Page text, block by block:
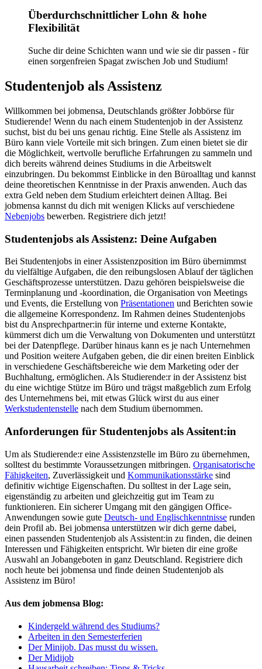
Überdurchschnittlicher Lohn & hohe
Flexibilität
Suche dir deine Schichten wann und wie sie dir passen - für
einen sorgenfreien Spagat zwischen Job und Studium!
Studentenjob als Assistenz
Willkommen bei jobmensa, Deutschlands größter Jobbörse für
Studierende! Wenn du nach einem Studentenjob in der Assistenz
suchst, bist du bei uns genau richtig. Eine Stelle als Assistenz im
Büro kann viele Vorteile mit sich bringen. Zum einen bietet sie dir
die Möglichkeit, wertvolle berufliche Erfahrungen zu sammeln und
dich bereits während deines Studiums in die Arbeitswelt
einzubringen. Du bekommst Einblicke in den Büroalltag und kannst
deine theoretischen Kenntnisse in der Praxis anwenden. Auch das
extra Geld neben dem Studium erleichtert deinen Alltag. Bei
jobmensa kannst du dich mit wenigen Klicks auf verschiedene
Nebenjobs bewerben. Registriere dich jetzt!
Studentenjobs als Assistenz: Deine Aufgaben
Bei Studentenjobs in einer Assistenzposition im Büro übernimmst
du vielfältige Aufgaben, die den reibungslosen Ablauf der täglichen
Geschäftsprozesse unterstützen. Dazu gehören beispielsweise die
Terminplanung und -koordination, die Organisation von Meetings
und Events, die Erstellung von Präsentationen und Berichten sowie
die allgemeine Korrespondenz. Im Rahmen deines Studentenjobs
bist du Ansprechpartner:in für interne und externe Kontakte,
kümmerst dich um die Verwaltung von Dokumenten und unterstützt
bei der Datenpflege. Darüber hinaus kann es je nach Unternehmen
und Position weitere Aufgaben geben, die dir einen breiten Einblick
in verschiedene Geschäftsbereiche wie dem Marketing oder der
Buchhaltung, ermöglichen. Als Studierende:r in der Assistenz bist
du eine wichtige Stütze im Büro und trägst maßgeblich zum Erfolg
des Unternehmens bei, mit etwas Glück wirst du aus einer
Werkstudentenstelle nach dem Studium übernommen.
Anforderungen für Studentenjobs als Assitent:in
Um als Studierende:r eine Assistenzstelle im Büro zu übernehmen,
solltest du bestimmte Voraussetzungen mitbringen. Organisatorische
Fähigkeiten, Zuverlässigkeit und Kommunikationsstärke sind
definitiv wichtige Eigenschaften. Du solltest in der Lage sein,
eigenständig zu arbeiten und gleichzeitig gut im Team zu
funktionieren. Ein sicherer Umgang mit den gängigen Office-
Anwendungen sowie gute Deutsch- und Englischkenntnisse runden
dein Profil ab. Bei jobmensa unterstützen wir dich gerne dabei,
einen passenden Studentenjob als Assistent:in zu finden, die deinen
Interessen und Fähigkeiten entspricht. Wir bieten dir eine große
Auswahl an Jobangeboten in ganz Deutschland. Registriere dich
noch heute bei jobmensa und finde deinen Studentenjob als
Assistenz im Büro!
Aus dem jobmensa Blog:
Kindergeld während des Studiums?
Arbeiten in den Semesterferien
Der Minijob. Das musst du wissen.
Der Midijob